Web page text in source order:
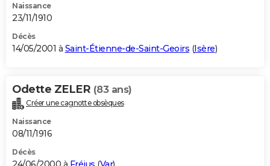
Naissance
23/11/1910
Décès
14/05/2001 à Saint-Étienne-de-Saint-Geoirs (Isère)
Odette ZELER (83 ans)
Créer une cagnotte obsèques
Naissance
08/11/1916
Décès